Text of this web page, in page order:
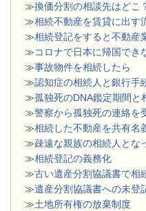
≫換価分割の相談先はどこ
≫相続不動産を賃貸に出す
≫相続登記をすると不動産
≫コロナで日本に帰国でき
≫事故物件を相続したら
≫認知症の相続人と銀行手
≫孤独死のDNA鑑定期間と
≫警察から孤独死の連絡を
≫相続した不動産を共有名
≫疎遠な親族の相続人とな
≫相続登記の義務化
≫古い遺産分割協議書で相
≫遺産分割協議書への未登
≫土地所有権の放棄制度